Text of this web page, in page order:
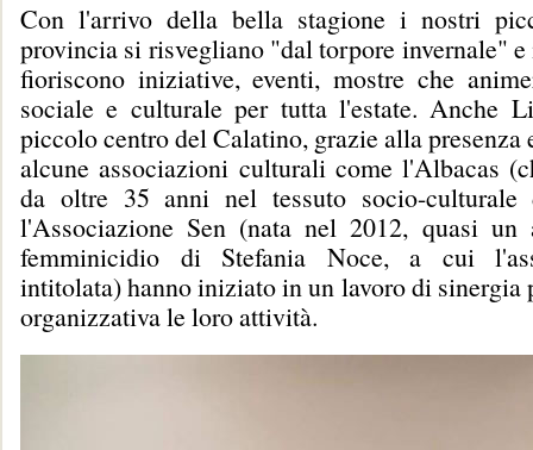
Con l'arrivo della bella stagione i nostri
provincia si risvegliano "dal torpore invernale"
fioriscono iniziative, eventi, mostre che
sociale e culturale per tutta l'estate. Anche
piccolo centro del Calatino, grazie alla
alcune associazioni culturali come l'Albacas
da oltre 35 anni nel tessuto socio-culturale
l'Associazione Sen (nata nel 2012, quasi
femminicidio di Stefania Noce, a cui
intitolata) hanno iniziato in un lavoro di sinergia
organizzativa le loro attività.